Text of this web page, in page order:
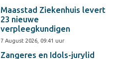
Maasstad Ziekenhuis levert
23 nieuwe
verpleegkundigen
7 August 2026, 09:41 uur
Zangeres en Idols-jurylid